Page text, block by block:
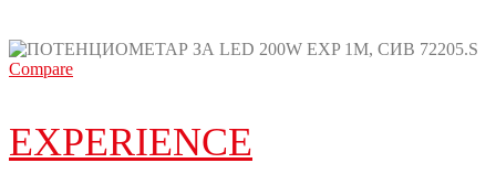
Compare
EXPERIENCE